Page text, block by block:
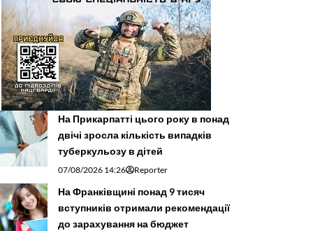
На Прикарпатті цього року в понад
двічі зросла кількість випадків
туберкульозу в дітей
07/08/2026 14:26 Reporter
На Франківщині понад 9 тисяч
вступників отримали рекомендації
до зарахування на бюджет